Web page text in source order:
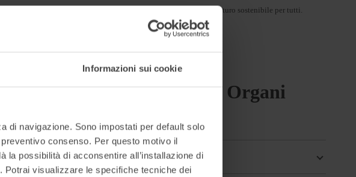
Informazioni sui cookie
di navigazione. Sono impostati per default solo
consenso. Per questo motivo il
la possibilità di acconsentire all’installazione di
Potrai visualizzare le specifiche tecniche dei
e attività affinché contribuiscano alla costruzione di un futuro sostenibile per tutti.
che fanno capo agli Organi